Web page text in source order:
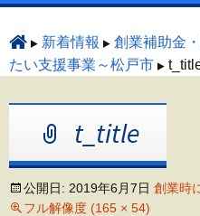
ン
ツ
ス
キ
ッ
プ
新着情報 創業補助金
たい支援事業～松戸市
t_title
公開日: 2019年6月7日 創業時
フル解像度 (165 × 54)